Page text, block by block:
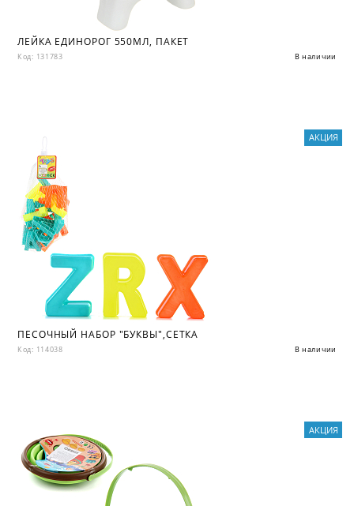
ЛЕЙКА ЕДИНОРОГ 550МЛ, ПАКЕТ
Код: 131783 В наличии
ПЕСОЧНЫЙ НАБОР "БУКВЫ",СЕТКА
Код: 114038 В наличии
АКЦИЯ
АКЦИЯ